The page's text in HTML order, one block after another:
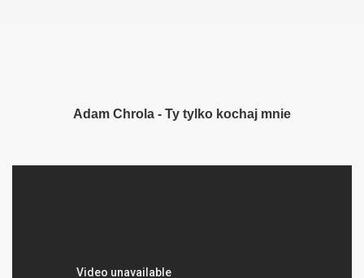
Adam Chrola - Ty tylko kochaj mnie
i orzechem wloskim